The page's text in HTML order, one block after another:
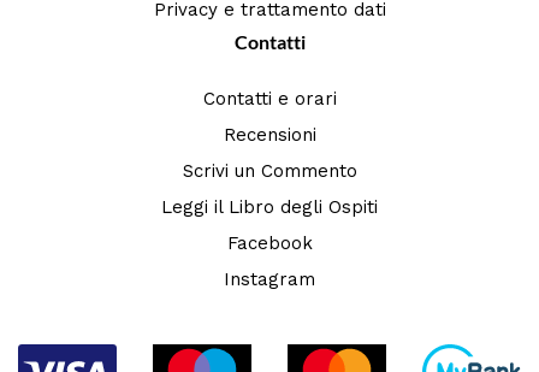
Privacy e trattamento dati
Contatti
Contatti e orari
Recensioni
Scrivi un Commento
Leggi il Libro degli Ospiti
Facebook
Instagram